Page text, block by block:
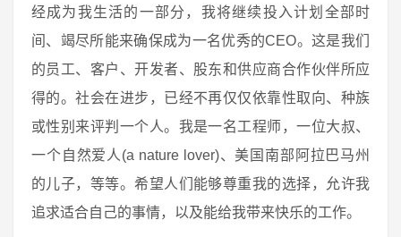
经成为我生活的一部分，我将继续投入计划全部时
间、竭尽所能来确保成为一名优秀的CEO。这是我们
的员工、客户、开发者、股东和供应商合作伙伴所应
得的。社会在进步，已经不再仅仅依靠性取向、种族
或性别来评判一个人。我是一名工程师，一位大叔、
一个自然爱人(a nature lover)、美国南部阿拉巴马州
的儿子，等等。希望人们能够尊重我的选择，允许我
追求适合自己的事情，以及能给我带来快乐的工作。